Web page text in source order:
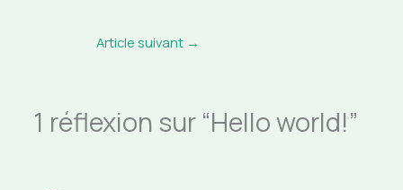
Article suivant →
1 réflexion sur “Hello world!”